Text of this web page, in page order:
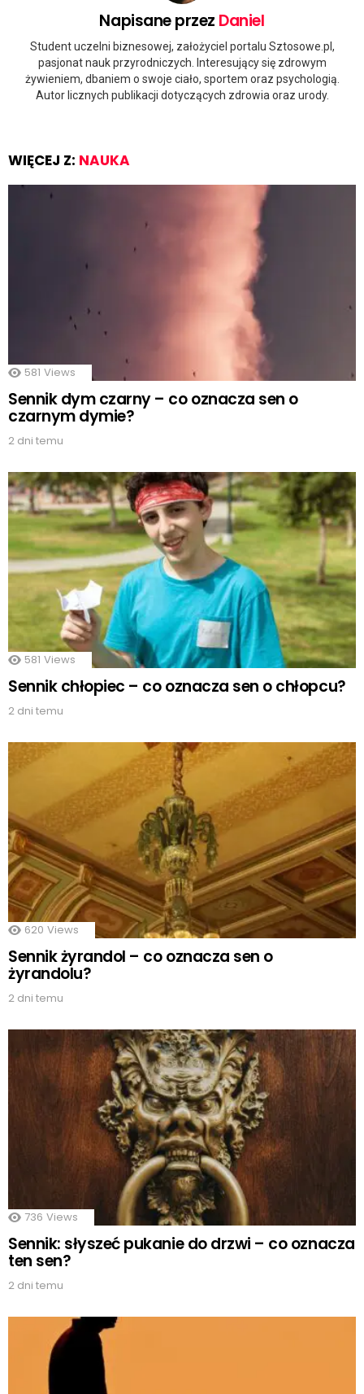
Napisane przez Daniel
Student uczelni biznesowej, założyciel portalu Sztosowe.pl,
pasjonat nauk przyrodniczych. Interesujący się zdrowym
żywieniem, dbaniem o swoje ciało, sportem oraz psychologią.
Autor licznych publikacji dotyczących zdrowia oraz urody.
WIĘCEJ Z: NAUKA
581 Views
Sennik dym czarny – co oznacza sen o
czarnym dymie?
2 dni temu
581 Views
Sennik chłopiec – co oznacza sen o chłopcu?
2 dni temu
620 Views
Sennik żyrandol – co oznacza sen o
żyrandolu?
2 dni temu
736 Views
Sennik: słyszeć pukanie do drzwi – co oznacza
ten sen?
2 dni temu